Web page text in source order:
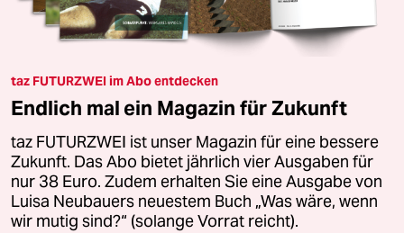
taz FUTURZWEI im Abo entdecken
Endlich mal ein Magazin für Zukunft
taz FUTURZWEI ist unser Magazin für eine bessere
Zukunft. Das Abo bietet jährlich vier Ausgaben für
nur 38 Euro. Zudem erhalten Sie eine Ausgabe von
Luisa Neubauers neuestem Buch „Was wäre, wenn
wir mutig sind?“ (solange Vorrat reicht).